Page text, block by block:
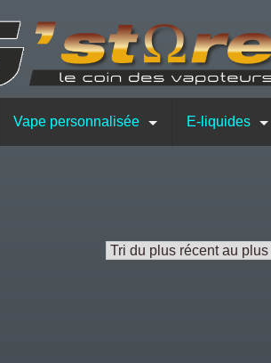
Vape personnalisée E-liquides